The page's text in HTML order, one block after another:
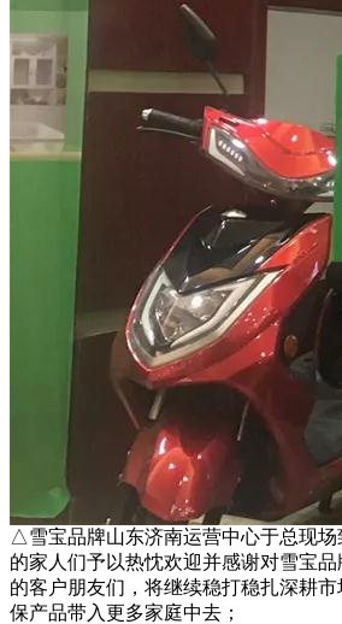
△雪宝品牌山东济南运营中心于总现场
的家人们予以热忱欢迎并感谢对雪宝
的客户朋友们，将继续稳打稳扎深耕
保产品带入更多家庭中去；